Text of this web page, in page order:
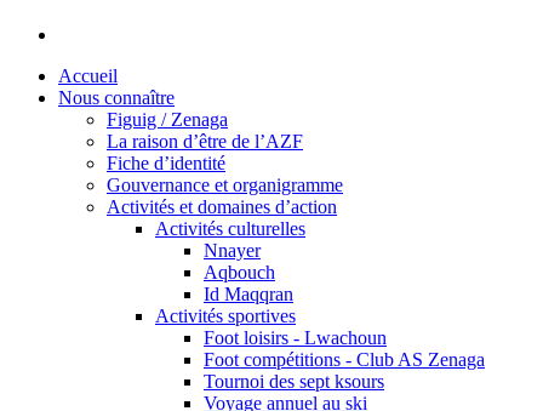
Accueil
Nous connaître
Figuig / Zenaga
La raison d’être de l’AZF
Fiche d’identité
Gouvernance et organigramme
Activités et domaines d’action
Activités culturelles
Nnayer
Aqbouch
Id Maqqran
Activités sportives
Foot loisirs - Lwachoun
Foot compétitions - Club AS Zenaga
Tournoi des sept ksours
Voyage annuel au ski